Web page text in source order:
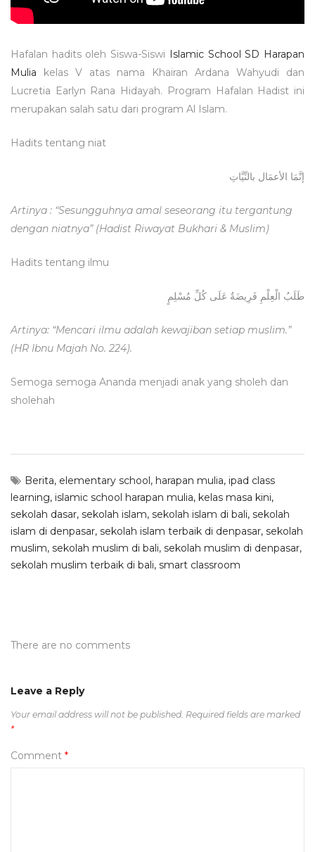
Hafalan hadits oleh Siswa-Siswi Islamic School SD Harapan
Mulia kelas V atas nama Khairan Ardana Wahyudi dan
Lucretia Earlyn Rana Hidayah. Program Hafalan Hadist ini
merupakan salah satu dari program Al Islam.
Hadits tentang niat
إنَّمَا الأعمَال بالنِّيَّاتِ
Artinya : “Sesungguhnya amal seseorang itu tergantung
dengan niatnya” (Hadist Riwayat Bukhari & Muslim)
Hadits tentang ilmu
طَلَبُ الْعِلْمِ فَرِيضَةٌ عَلَى كُلِّ مُسْلِمٍ
Artinya: “Mencari ilmu adalah kewajiban setiap muslim.”
(HR Ibnu Majah No. 224).
Semoga semoga Ananda menjadi anak yang sholeh dan
sholehah
Berita, elementary school, harapan mulia, ipad class
learning, islamic school harapan mulia, kelas masa kini,
sekolah dasar, sekolah islam, sekolah islam di bali, sekolah
islam di denpasar, sekolah islam terbaik di denpasar, sekolah
muslim, sekolah muslim di bali, sekolah muslim di denpasar,
sekolah muslim terbaik di bali, smart classroom
There are no comments
Leave a Reply
Your email address will not be published. Required fields are marked
*
Comment *